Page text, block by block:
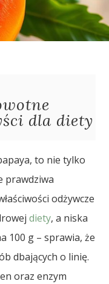
dla diety
to nie tylko
prawdziwa
odżywcze
diety, a niska
100 g – sprawia, że
dbających o linię.
oraz enzym